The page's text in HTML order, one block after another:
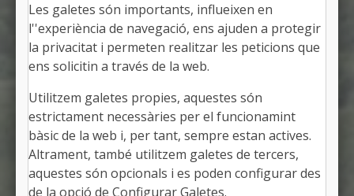
VACARISSES
Alcalde: Antoni Masana i Ubach
El Vallès Occidental, Barcelona
Població: 7.729
Superfície: 41,00 km2
http://www.vacarisses.cat
Les galetes són importants, influeixen en
l''experiència de navegació, ens ajuden a protegir
la privacitat i permeten realitzar les peticions que
ens solicitin a través de la web.
Utilitzem galetes propies, aquestes són
estrictament necessàries per el funcionamint
bàsic de la web i, per tant, sempre estan actives.
Altrament, també utilitzem galetes de tercers,
aquestes són opcionals i es poden configurar des
de la opció de Configurar Galetes.